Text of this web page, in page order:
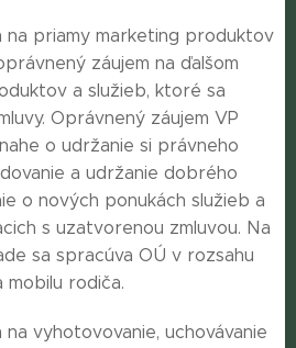
na priamy marketing produktov
záujem na ďalšom
a služieb, ktoré sa
Oprávnený záujem VP
o udržanie si právneho
a udržanie dobrého
o nových ponukách služieb a
s uzatvorenou zmluvou. Na
sa spracúva OÚ v rozsahu
mobilu rodiča.
na vyhotovovanie, uchovávanie